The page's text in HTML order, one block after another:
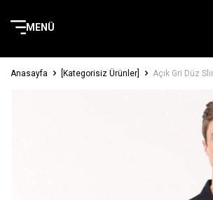
MENÜ
Anasayfa [Kategorisiz Ürünler] Açık Gri Düz